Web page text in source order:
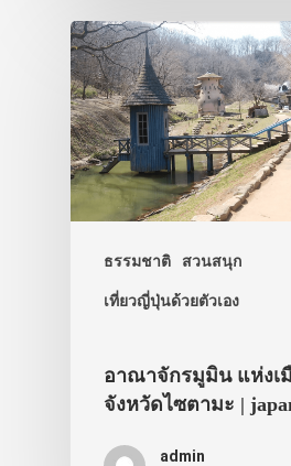
ธรรมชาติ สวนสนุก
เที่ยวญี่ปุ่นด้วยตัวเอง
อาณาจักรมูมิน แห่งเ
จังหวัดไซตามะ |
admin